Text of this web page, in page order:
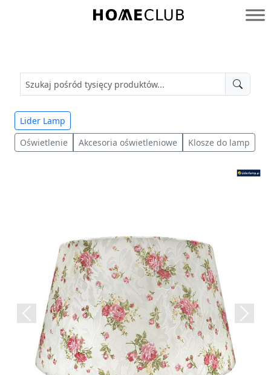
Homeclub
Lider Lamp
Oświetlenie
Akcesoria oświetleniowe Klosze do lamp
Previous Next